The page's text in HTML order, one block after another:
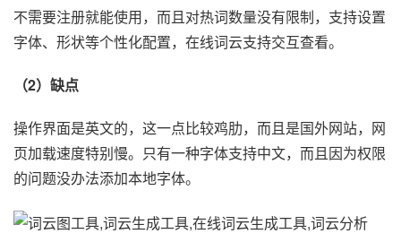
不需要注册就能使用，而且对热词数量没有限制，支持设置
字体、形状等个性化配置，在线词云支持交互查看。
（2）缺点
操作界面是英文的，这一点比较鸡肋，而且是国外网站，网
页加载速度特别慢。只有一种字体支持中文，而且因为权限
的问题没办法添加本地字体。